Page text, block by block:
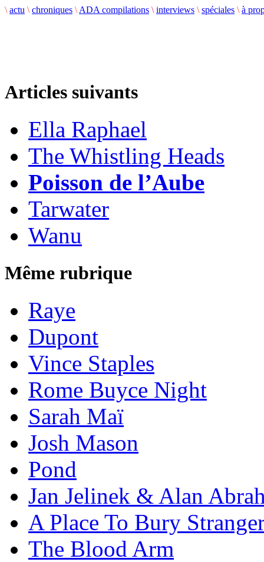
\ actu \ chroniques \ ADA compilations \ interviews \ spéciales \ à
Articles suivants
Ella Raphael
The Whistling Heads
Poisson de l’Aube
Tarwater
Wanu
Même rubrique
Raye
Dupont
Vince Staples
Rome Buyce Night
Sarah Maï
Josh Mason
Pond
Jan Jelinek & Alan
A Place To Bury
The Blood Arm